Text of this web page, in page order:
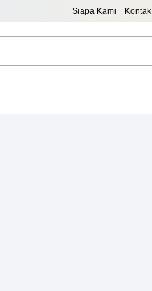
Siapa Kami Kontak